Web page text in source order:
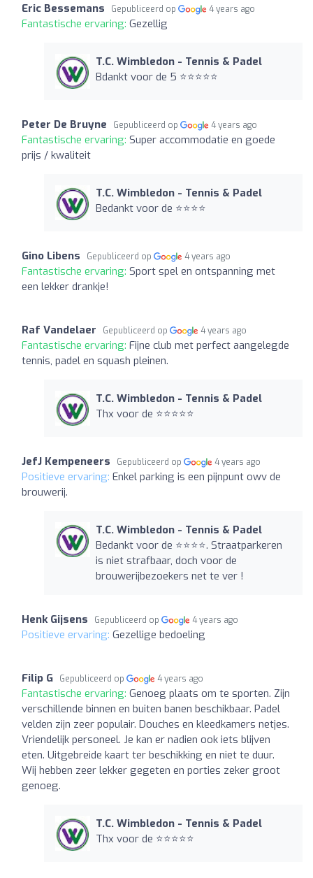
Eric Bessemans Gepubliceerd op 4 years ago
Fantastische ervaring: Gezellig
T.C. Wimbledon - Tennis & Padel
Bdankt voor de 5 ⭐️⭐️⭐️⭐️⭐️
Peter De Bruyne Gepubliceerd op 4 years ago
Fantastische ervaring: Super accommodatie en goede
prijs / kwaliteit
T.C. Wimbledon - Tennis & Padel
Bedankt voor de ⭐️⭐️⭐️⭐️
Gino Libens Gepubliceerd op 4 years ago
Fantastische ervaring: Sport spel en ontspanning met
een lekker drankje!
Raf Vandelaer Gepubliceerd op 4 years ago
Fantastische ervaring: Fijne club met perfect aangelegde
tennis, padel en squash pleinen.
T.C. Wimbledon - Tennis & Padel
Thx voor de ⭐️⭐️⭐️⭐️⭐️
JefJ Kempeneers Gepubliceerd op 4 years ago
Positieve ervaring: Enkel parking is een pijnpunt owv de
brouwerij.
T.C. Wimbledon - Tennis & Padel
Bedankt voor de ⭐️⭐️⭐️⭐️. Straatparkeren
is niet strafbaar, doch voor de
brouwerijbezoekers net te ver !
Henk Gijsens Gepubliceerd op 4 years ago
Positieve ervaring: Gezellige bedoeling
Filip G Gepubliceerd op 4 years ago
Fantastische ervaring: Genoeg plaats om te sporten. Zijn
verschillende binnen en buiten banen beschikbaar. Padel
velden zijn zeer populair. Douches en kleedkamers netjes.
Vriendelijk personeel. Je kan er nadien ook iets blijven
eten. Uitgebreide kaart ter beschikking en niet te duur.
Wij hebben zeer lekker gegeten en porties zeker groot
genoeg.
T.C. Wimbledon - Tennis & Padel
Thx voor de ⭐️⭐️⭐️⭐️⭐️